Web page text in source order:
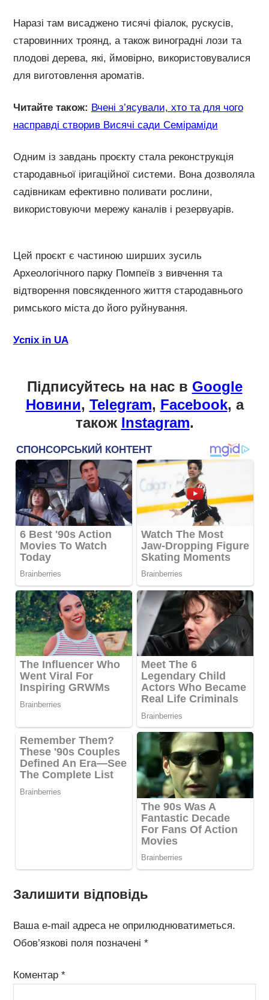
Наразі там висаджено тисячі фіалок, рускусів,
старовинних троянд, а також виноградні лози та
плодові дерева, які, ймовірно, використовувалися
для виготовлення ароматів.
Читайте також: Вчені з’ясували, хто та для чого
насправді створив Висячі сади Семіраміди
Одним із завдань проєкту стала реконструкція
стародавньої іригаційної системи. Вона дозволяла
садівникам ефективно поливати рослини,
використовуючи мережу каналів і резервуарів.
Цей проєкт є частиною ширших зусиль
Археологічного парку Помпеїв з вивчення та
відтворення повсякденного життя стародавнього
римського міста до його руйнування.
Успіх in UA
Підписуйтесь на нас в Google
Новини, Telegram, Facebook, а
також Instagram.
Залишити відповідь
Ваша e-mail адреса не оприлюднюватиметься.
Обов’язкові поля позначені *
Коментар *